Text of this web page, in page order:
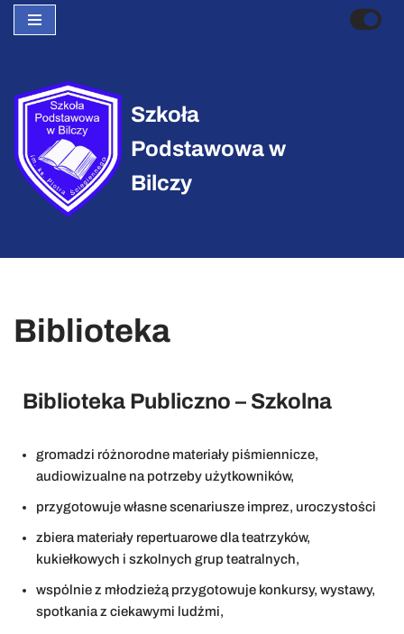
treści
Szkoła
Podstawowa w
Bilczy
Biblioteka
Biblioteka Publiczno – Szkolna
gromadzi różnorodne materiały piśmiennicze,
audiowizualne na potrzeby użytkowników,
przygotowuje własne scenariusze imprez, uroczystości
zbiera materiały repertuarowe dla teatrzyków,
kukiełkowych i szkolnych grup teatralnych,
wspólnie z młodzieżą przygotowuje konkursy, wystawy,
spotkania z ciekawymi ludźmi,